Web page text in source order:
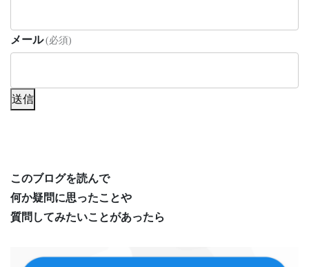
メール (必須)
送信
このブログを読んで
何か疑問に思ったことや
質問してみたいことがあったら